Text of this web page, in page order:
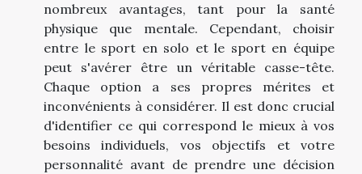
nombreux avantages, tant pour la santé
physique que mentale. Cependant, choisir
entre le sport en solo et le sport en équipe
peut s'avérer être un véritable casse-tête.
Chaque option a ses propres mérites et
inconvénients à considérer. Il est donc crucial
d'identifier ce qui correspond le mieux à vos
besoins individuels, vos objectifs et votre
personnalité avant de prendre une décision